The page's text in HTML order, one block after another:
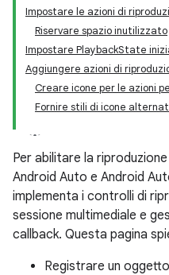
Impostare le azioni di
Riservare spazio inutilizzato
Impostare PlaybackState
Aggiungere azioni di
Creare icone per le azioni
Fornire stili di icone
Per abilitare la
Android Auto e Android
implementa i controlli di
sessione multimediale e
callback. Questa pagina
Registrare un oggetto